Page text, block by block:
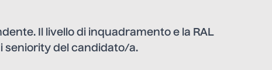
Il livello di inquadramento e la RAL
seniority del candidato/a.